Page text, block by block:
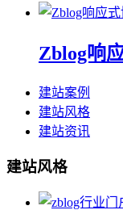
Zblog响
建站案例
建站风格
建站资讯
建站风格